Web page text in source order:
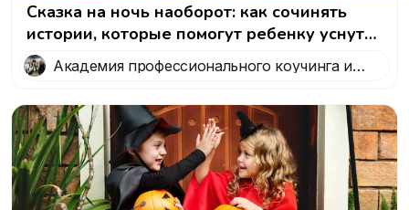
Сказка на ночь наоборот: как сочинять
истории, которые помогут ребенку уснуть
и избавиться от ночных кошмаров
Академия профессионального коучинга и